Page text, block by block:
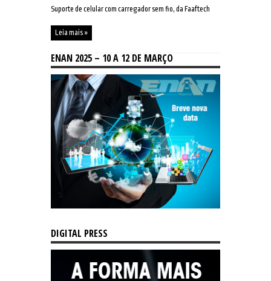
Suporte de celular com carregador sem fio, da Faaftech
Leia mais »
ENAN 2025 – 10 A 12 DE MARÇO
DIGITAL PRESS